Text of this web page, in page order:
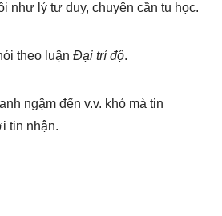
như lý tư duy, chuyên cần tu học.
theo luận Đại trí độ.
ngậm đến v.v. khó mà tin
tin nhận.